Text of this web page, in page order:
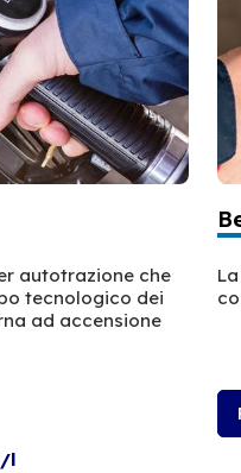
autotrazione che
tecnologico dei
ad accensione
l